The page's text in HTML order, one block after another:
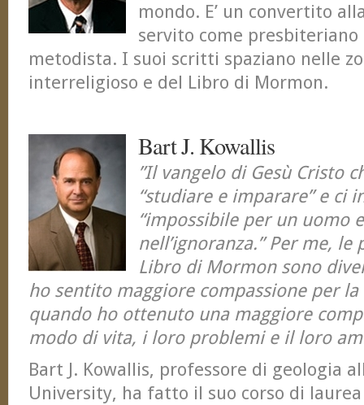
mondo. E’ un convertito
servito come
metodista. I suoi scritti spaziano nelle
interreligioso e del Libro di Mormon.
Bart J. Kowallis
”Il vangelo di Gesù Cristo
“studiare e imparare” e ci
“impossibile per un uomo
nell’ignoranza.” Per me,
Libro di Mormon sono
ho sentito maggiore compassione per
quando ho ottenuto una maggiore
modo di vita, i loro problemi e il loro
Bart J. Kowallis, professore di geologia
University, ha fatto il suo corso di laurea